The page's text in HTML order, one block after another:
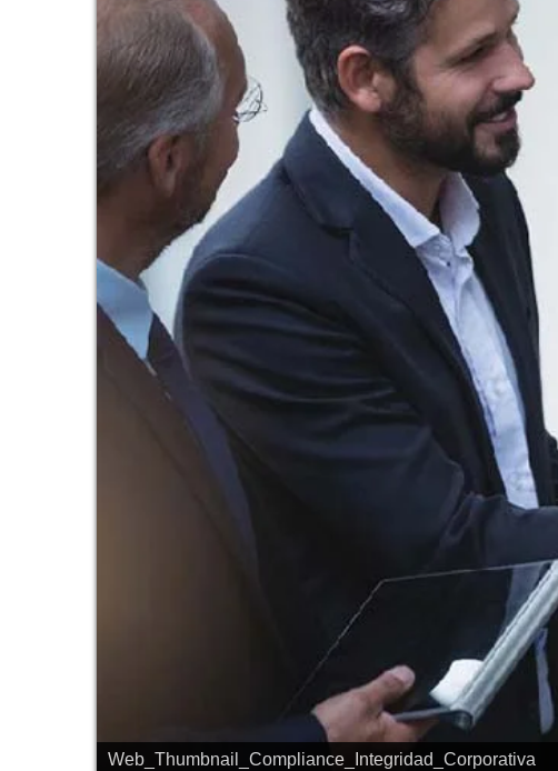
Web_Thumbnail_Compliance_Integridad_Corporativa